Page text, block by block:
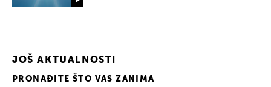
JOŠ AKTUALNOSTI
PRONAĐITE ŠTO VAS ZANIMA